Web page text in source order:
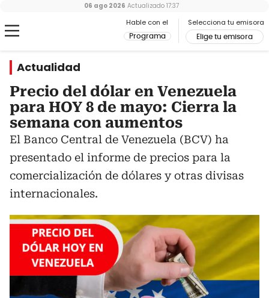
Hable con el
Programa
Selecciona tu emisora
Elige tu emisora
06 ago 2026 Actualizado 17:37
Actualidad
Precio del dólar en Venezuela
para HOY 8 de mayo: Cierra la
semana con aumentos
El Banco Central de Venezuela (BCV) ha
presentado el informe de precios para la
comercialización de dólares y otras divisas
internacionales.